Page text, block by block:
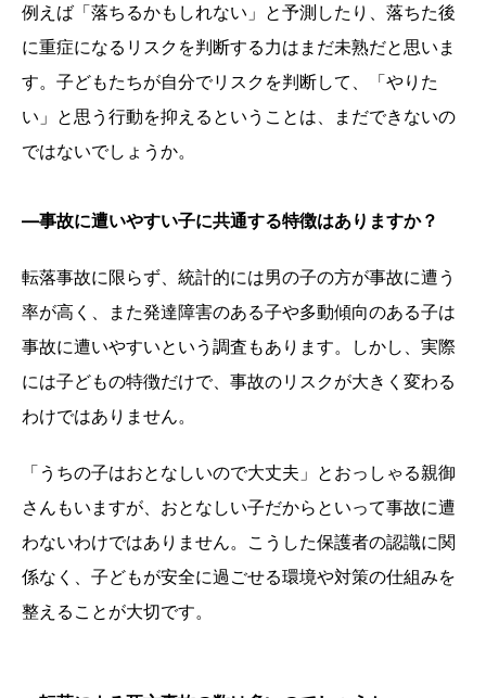
例えば「落ちるかもしれない」と予測したり、落ちた後
に重症になるリスクを判断する力はまだ未熟だと思いま
す。子どもたちが自分でリスクを判断して、「やりた
い」と思う行動を抑えるということは、まだできないの
ではないでしょうか。
―事故に遭いやすい子に共通する特徴はありますか？
転落事故に限らず、統計的には男の子の方が事故に遭う
率が高く、また発達障害のある子や多動傾向のある子は
事故に遭いやすいという調査もあります。しかし、実際
には子どもの特徴だけで、事故のリスクが大きく変わる
わけではありません。
「うちの子はおとなしいので大丈夫」とおっしゃる親御
さんもいますが、おとなしい子だからといって事故に遭
わないわけではありません。こうした保護者の認識に関
係なく、子どもが安全に過ごせる環境や対策の仕組みを
整えることが大切です。